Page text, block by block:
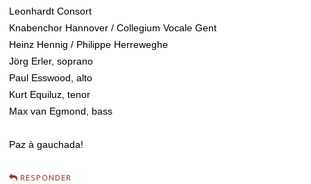
Leonhardt Consort
Knabenchor Hannover / Collegium Vocale Gent
Heinz Hennig / Philippe Herreweghe
Jörg Erler, soprano
Paul Esswood, alto
Kurt Equiluz, tenor
Max van Egmond, bass
Paz à gauchada!
RESPONDER